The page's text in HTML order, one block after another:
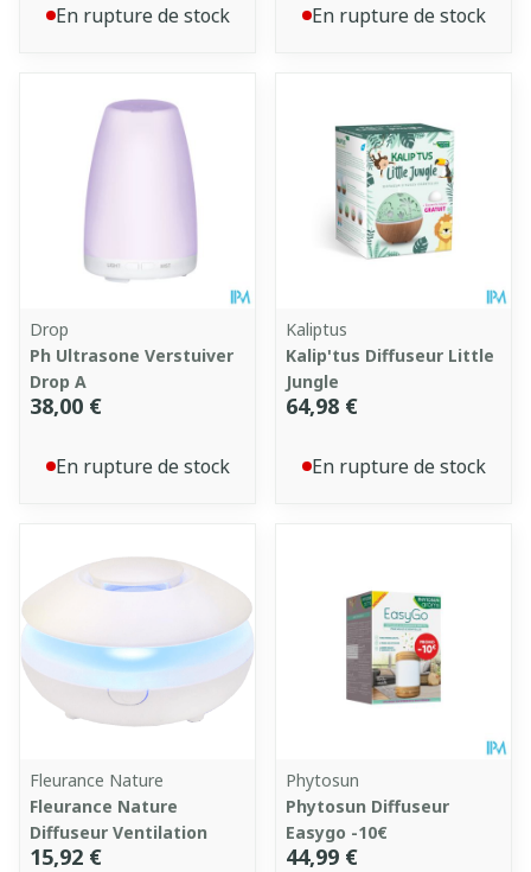
En rupture de stock En rupture de stock
Drop
Ph Ultrasone Verstuiver
Drop A
38,00 €
En rupture de stock
Kaliptus
Kalip'tus Diffuseur Little
Jungle
64,98 €
En rupture de stock
Fleurance Nature
Fleurance Nature
Diffuseur Ventilation
15,92 €
Phytosun
Phytosun Diffuseur
Easygo -10€
44,99 €